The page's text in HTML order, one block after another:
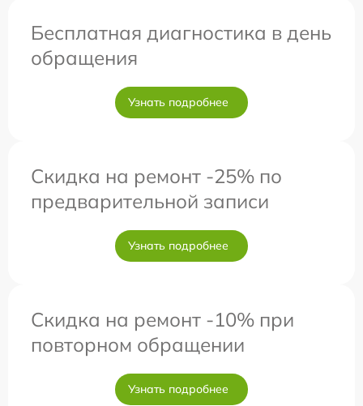
Бесплатная диагностика в день
обращения
Узнать подробнее
Скидка на ремонт -25% по
предварительной записи
Узнать подробнее
Скидка на ремонт -10% при
повторном обращении
Узнать подробнее